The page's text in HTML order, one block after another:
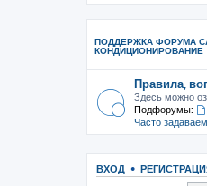
ПОДДЕРЖКА ФОРУМА
КОНДИЦИОНИРОВАНИЕ
Правила,
Здесь можно
Подфорумы:
Часто
ВХОД •